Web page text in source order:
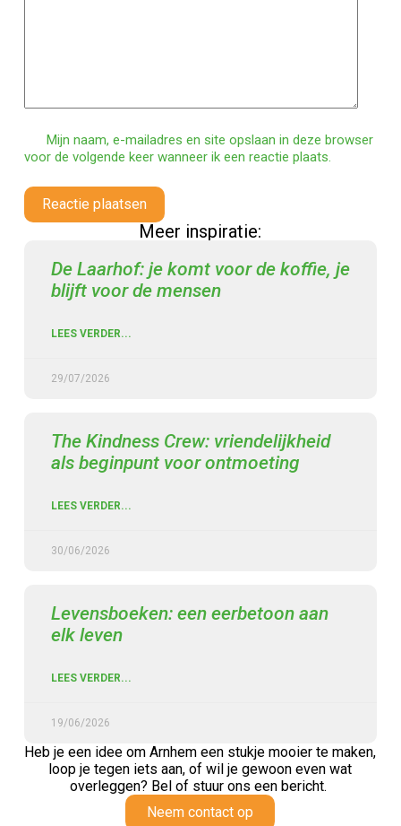
Mijn naam, e-mailadres en site opslaan in deze browser
voor de volgende keer wanneer ik een reactie plaats.
Reactie plaatsen
Meer inspiratie:
De Laarhof: je komt voor de koffie, je
blijft voor de mensen
LEES VERDER...
29/07/2026
The Kindness Crew: vriendelijkheid
als beginpunt voor ontmoeting
LEES VERDER...
30/06/2026
Levensboeken: een eerbetoon aan
elk leven
LEES VERDER...
19/06/2026
Heb je een idee om Arnhem een stukje mooier te maken,
loop je tegen iets aan,of wil je gewoon even wat
overleggen? Bel of stuur ons een bericht.
Neem contact op